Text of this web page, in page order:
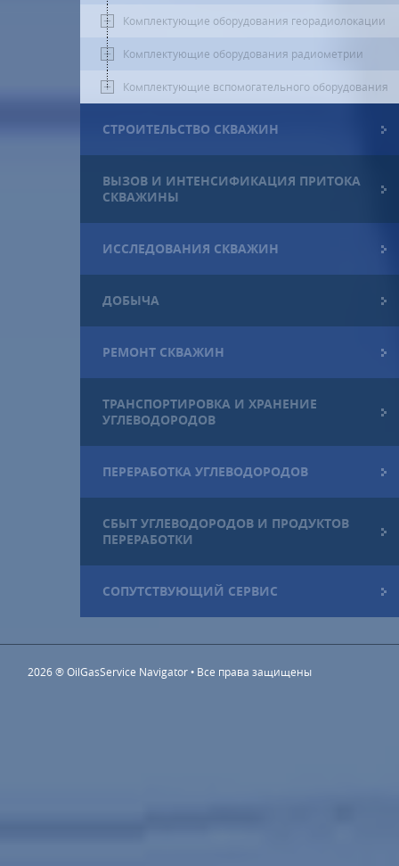
Комплектующие оборудования георадиолокации
Комплектующие оборудования радиометрии
Комплектующие вспомогательного оборудования
СТРОИТЕЛЬСТВО СКВАЖИН
ВЫЗОВ И ИНТЕНСИФИКАЦИЯ ПРИТОКА
СКВАЖИНЫ
ИССЛЕДОВАНИЯ СКВАЖИН
ДОБЫЧА
РЕМОНТ СКВАЖИН
ТРАНСПОРТИРОВКА И ХРАНЕНИЕ
УГЛЕВОДОРОДОВ
ПЕРЕРАБОТКА УГЛЕВОДОРОДОВ
СБЫТ УГЛЕВОДОРОДОВ И ПРОДУКТОВ
ПЕРЕРАБОТКИ
СОПУТСТВУЮЩИЙ СЕРВИС
2026 ® OilGasService Navigator • Все права защищены